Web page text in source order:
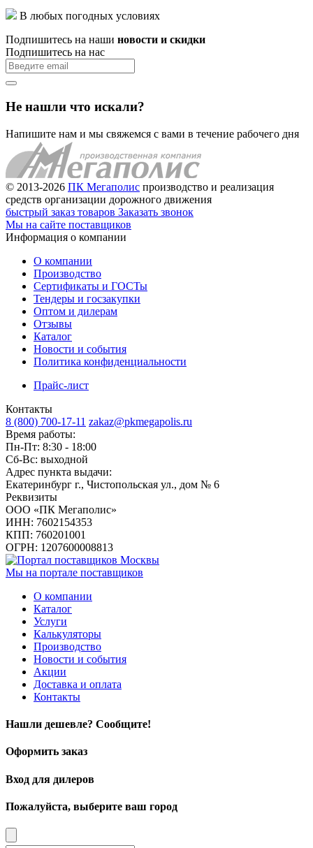
В любых погодных условиях
Подпишитесь на наши новости и скидки
Подпишитесь на нас
Не нашли что искали?
Напишите нам и мы свяжемся с вами в течение рабочего дня
© 2013-2026 ПК Мегаполис производство и реализация
средств организации дорожного движения
быстрый заказ товаров Заказать звонок
Мы на сайте поставщиков
Информация о компании
О компании
Производство
Сертификаты и ГОСТы
Тендеры и госзакупки
Оптом и дилерам
Отзывы
Каталог
Новости и события
Политика конфиденциальности
Прайс-лист
Контакты
8 (800) 700-17-11 zakaz@pkmegapolis.ru
Время работы:
Пн-Пт: 8:30 - 18:00
Сб-Вс: выходной
Адрес пункта выдачи:
Екатеринбург г., Чистопольская ул., дом № 6
Реквизиты
ООО «ПК Мегаполис»
ИНН: 7602154353
КПП: 760201001
ОГРН: 1207600008813
Мы на портале поставщиков
О компании
Каталог
Услуги
Калькуляторы
Производство
Новости и события
Акции
Доставка и оплата
Контакты
Нашли дешевле? Сообщите!
Оформить заказ
Вход для дилеров
Пожалуйста, выберите ваш город